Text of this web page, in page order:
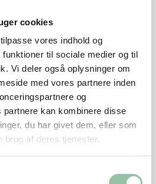
cookies
vores indhold og
til sociale medier og til
Vi deler også oplysninger om
med vores partnere inden
og
partnere kan kombinere disse
du har givet dem, eller som
brug af deres tjenester.
salt og peber.
Før hed det hakket
(ca. 580 g af retten)